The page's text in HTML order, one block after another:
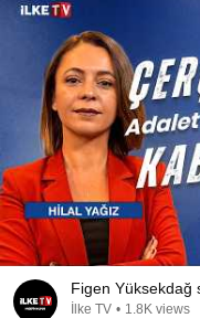
Figen Yüksekdağ
İlke TV • 1.8K views